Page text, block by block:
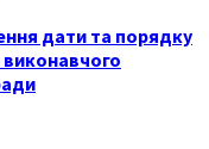
дати та порядку
виконавчого